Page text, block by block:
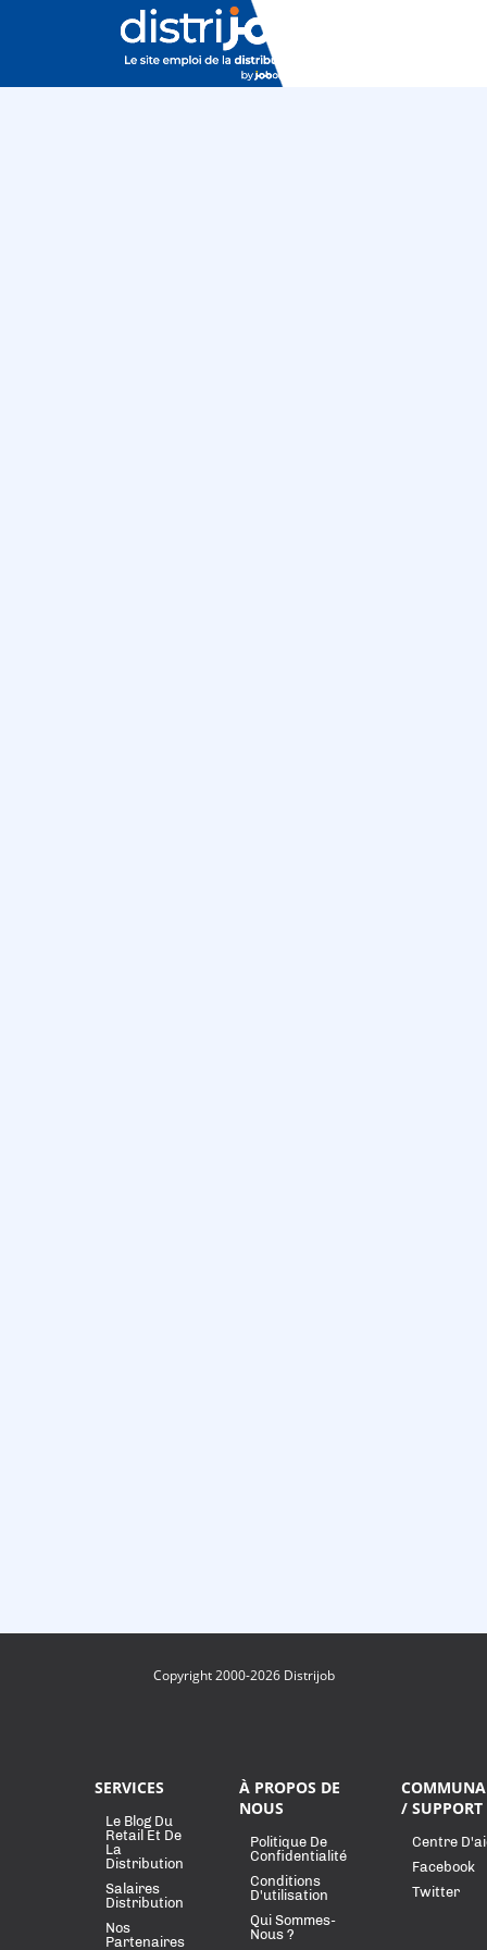
Copyright 2000-2026 Distrijob
SERVICES
Le Blog Du
Retail Et De
La
Distribution
Salaires
Distribution
Nos
Partenaires
À PROPOS DE
NOUS
Politique De
Confidentialité
Conditions
D'utilisation
Qui Sommes-
Nous ?
/ SUPPORT
Centre
Facebook
Twitter